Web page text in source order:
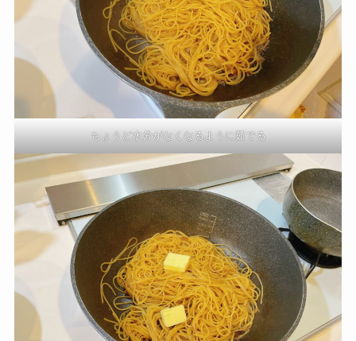
ちょうど水分がなくなるように茹でる